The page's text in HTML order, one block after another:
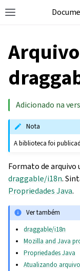
Adicionado na
Nota
A biblioteca foi
Formato de arquivo
draggable/i18n.
Propriedades Java.
Ver também
draggable/i18n
Mozilla and Java
Propriedades Java
Atualizando